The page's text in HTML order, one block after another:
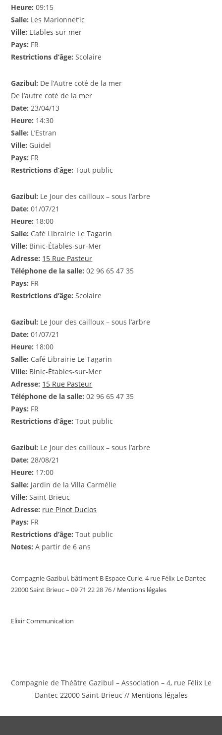
Heure: 09:15
Salle: Les Marionnet’ic
Ville: Etables sur mer
Pays: FR
Restrictions d’âge: Scolaire
Gazibul: De l’Autre coté de la mer
De l’autre coté de la mer
Date: 23/04/13
Heure: 14:30
Salle: L’Estran
Ville: Guidel
Pays: FR
Restrictions d’âge: Tout public
Gazibul: Le Jour des cailloux – sous l’arbre
Date: 01/07/21
Heure: 18:00
Salle: Café Librairie Le Tagarin
Ville: Binic-Étables-sur-Mer
Adresse: 15 Rue Pasteur
Téléphone de la salle: 02 96 65 47 35
Pays: FR
Restrictions d’âge: Scolaire
Gazibul: Le Jour des cailloux – sous l’arbre
Date: 01/07/21
Heure: 18:00
Salle: Café Librairie Le Tagarin
Ville: Binic-Étables-sur-Mer
Adresse: 15 Rue Pasteur
Téléphone de la salle: 02 96 65 47 35
Pays: FR
Restrictions d’âge: Tout public
Gazibul: Le Jour des cailloux – sous l’arbre
Date: 28/08/21
Heure: 17:00
Salle: Jardin de la Villa Carmélie
Ville: Saint-Brieuc
Adresse: rue Pinot Duclos
Pays: FR
Restrictions d’âge: Tout public
Notes: A partir de 6 ans
Compagnie Gazibul, bâtiment B Espace Curie, 4 rue Félix Le Dantec
22000 Saint Brieuc – 09 71 22 28 76 / Mentions légales
Elixir Communication
Compagnie de Théâtre Gazibul – Association – 4, rue Félix Le
Dantec 22000 Saint-Brieuc // Mentions légales